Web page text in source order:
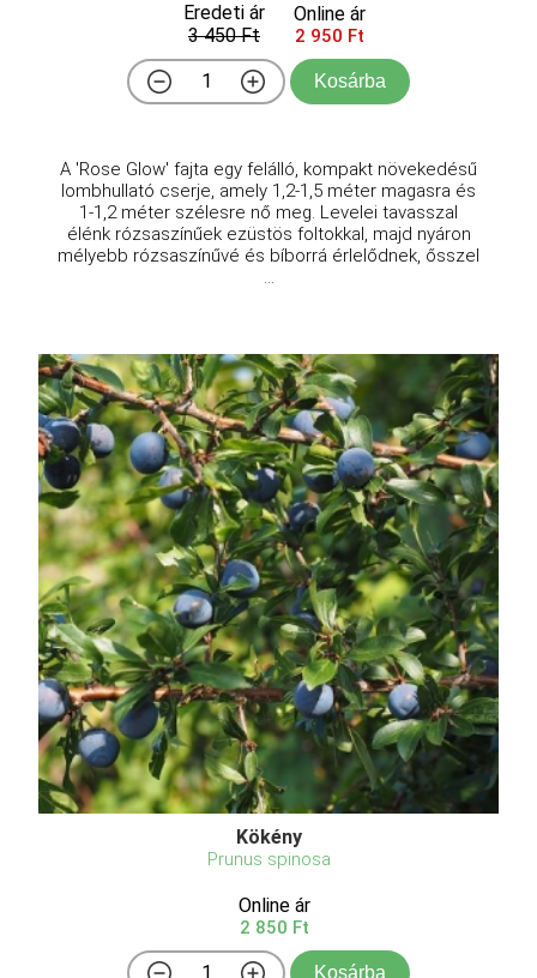
Eredeti ár
3 450 Ft
Online ár
2 950 Ft
Kosárba
A 'Rose Glow' fajta egy felálló, kompakt növekedésű
lombhullató cserje, amely 1,2-1,5 méter magasra és
1-1,2 méter szélesre nő meg. Levelei tavasszal
élénk rózsaszínűek ezüstös foltokkal, majd nyáron
mélyebb rózsaszínűvé és bíborrá érlelődnek, ősszel
...
Kökény
Prunus spinosa
Online ár
2 850 Ft
Kosárba